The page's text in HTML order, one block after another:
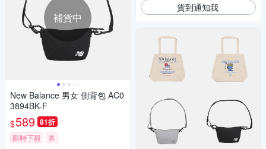
補貨中
New Balance 男女 側背包 AC0
3894BK-F
$589 81折
限時下殺 券
貨到通知我